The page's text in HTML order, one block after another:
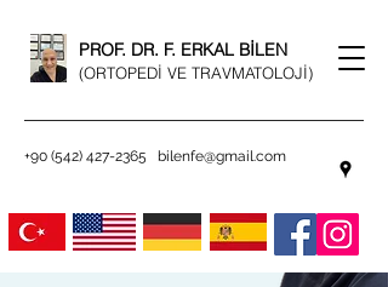
PROF. DR. F. ERKAL BİLEN
(ORTOPEDİ VE TRAVMATOLOJİ)
+90 (542) 427-2365 bilenfe@gmail.com